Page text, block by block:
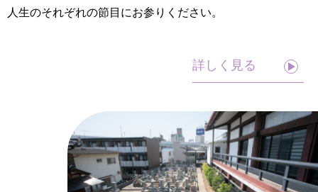
人生のそれぞれの節目にお参りください。
詳しく見る